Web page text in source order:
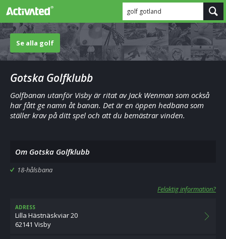
golf gotland
Se alla golf
Gotska Golfklubb
Golfbanan utanför Visby är ritat av Jack Wenman som också
har fått ge namn åt banan. Det är en öppen hedbana som
ställer krav på ditt spel och att du bemästrar vinden.
Om Gotska Golfklubb
18-hålsbana
Felaktig information?
ADRESS
Lilla Hästnäskviar 20
62141 Visby